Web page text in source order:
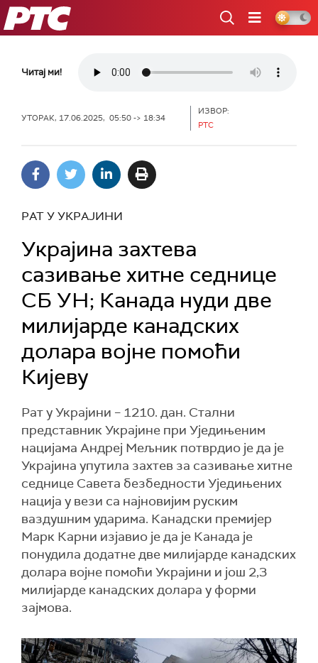
РТС
Читај ми!
УТОРАК, 17.06.2025, 05:50 -> 18:34
ИЗВОР:
РТС
РАТ У УКРАЈИНИ
Украјина захтева
сазивање хитне седнице
СБ УН; Канада нуди две
милијарде канадских
долара војне помоћи
Кијеву
Рат у Украјини – 1210. дан. Стални
представник Украјине при Уједињеним
нацијама Андреј Мељник потврдио је да је
Украјина упутила захтев за сазивање хитне
седнице Савета безбедности Уједињених
нација у вези са најновијим руским
ваздушним ударима. Канадски премијер
Марк Карни изјавио је да је Канада је
понудила додатне две милијарде канадских
долара војне помоћи Украјини и још 2,3
милијарде канадских долара у форми
зајмова.